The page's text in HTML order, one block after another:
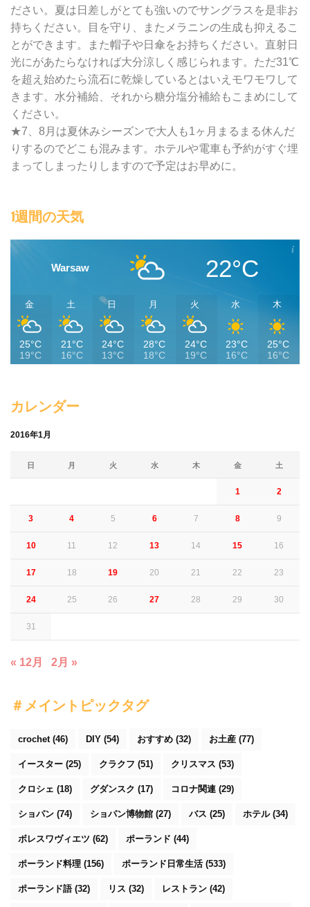
ださい。夏は日差しがとても強いのでサングラスを是非お
持ちください。目を守り、またメラニンの生成も抑えるこ
とができます。また帽子や日傘をお持ちください。直射日
光にがあたらなければ大分涼しく感じられます。ただ31℃
を超え始めたら流石に乾燥しているとはいえモワモワして
きます。水分補給、それから糖分塩分補給もこまめにして
ください。
★7、8月は夏休みシーズンで大人も1ヶ月まるまる休んだ
りするのでどこも混みます。ホテルや電車も予約がすぐ埋
まってしまったりしますので予定はお早めに。
1週間の天気
Warsaw 22°C
金
25°C
19°C
土
21°C
16°C
日
24°C
13°C
月
28°C
18°C
火
24°C
19°C
水
23°C
16°C
木
25°C
16°C
カレンダー
2016年1月
日 月 火 水 木 金 土
1 2
3 4 5 6 7 8 9
10 11 12 13 14 15 16
17 18 19 20 21 22 23
24 25 26 27 28 29 30
31
« 12月 2月 »
＃メイントピックタグ
crochet(46) DIY (54) おすすめ (32) お土産 (77)
イースター (25) クラクフ (51) クリスマス (53)
クロシェ (18) グダンスク (17) コロナ関連 (29)
ショパン (74) ショパン博物館 (27) バス (25) ホテル(34)
ボレスワヴィエツ (62) ポーランド (44)
ポーランド料理 (156) ポーランド日常生活(533)
ポーランド語(32) リス (32) レストラン (42)